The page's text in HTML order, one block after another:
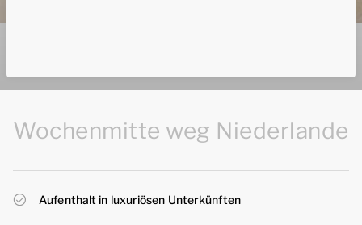
Wochenmitte weg Niederlande
Aufenthalt in luxuriösen Unterkünften